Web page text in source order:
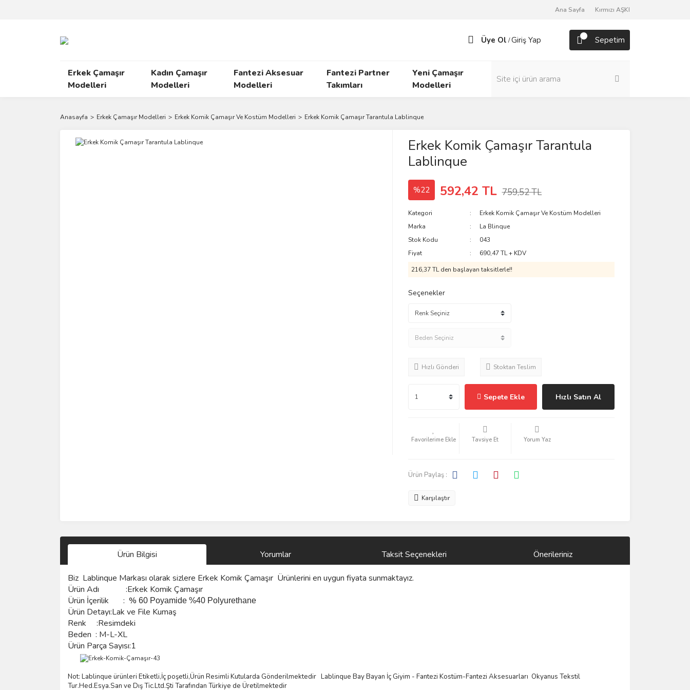
Ana Sayfa Kırmızı AŞKI
Üye Ol /Giriş Yap Sepetim
Erkek Çamaşır
Modelleri
Kadın Çamaşır
Modelleri
Fantezi Aksesuar
Modelleri
Fantezi Partner
Takımları
Yeni Çamaşır
Modelleri
Anasayfa Erkek Çamaşır Modelleri Erkek Komik Çamaşır Ve Kostüm Modelleri Erkek Komik Çamaşır Tarantula Lablinque
Erkek Komik Çamaşır Tarantula
Lablinque
%22 592,42 TL 759,52 TL
Kategori
Erkek Komik Çamaşır Ve Kostüm Modelleri
Marka
La Blinque
Stok Kodu
043
Fiyat
690,47 TL + KDV
216,37 TL den başlayan taksitlerle!!
Seçenekler
Hızlı Gönderi Stoktan Teslim
Sepete Ekle Hızlı Satın Al
Tavsiye Et Yorum Yaz
Ürün Paylaş :
Karşılaştır
Ürün Bilgisi Yorumlar Taksit Seçenekleri Önerileriniz
Biz Lablinque Markası olarak sizlere Erkek Komik Çamaşır Ürünlerini en uygun fiyata sunmaktayız.
Ürün Adı :Erkek Komik Çamaşır
Ürün İçerilik : % 60 Poyamide %40 Polyurethane
Ürün Detayı:Lak ve File Kumaş
Renk :Resimdeki
Beden : M-L-XL
Ürün Parça Sayısı:1
Not: Lablinque ürünleri Etiketli,İç poşetli,Ürün Resimli Kutularda Gönderilmektedir Lablinque Bay Bayan İçGiyim - Fantezi Kostüm-Fantezi Aksesuarları Okyanus Tekstil
Tur.Hed.Esya.San ve DışTic.Ltd.Şti Tarafından Türkiye de Üretilmektedir